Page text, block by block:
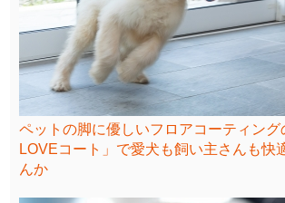
ペットの脚に優しいフロアコーティング
LOVEコート」で愛犬も飼い主さんも快
んか